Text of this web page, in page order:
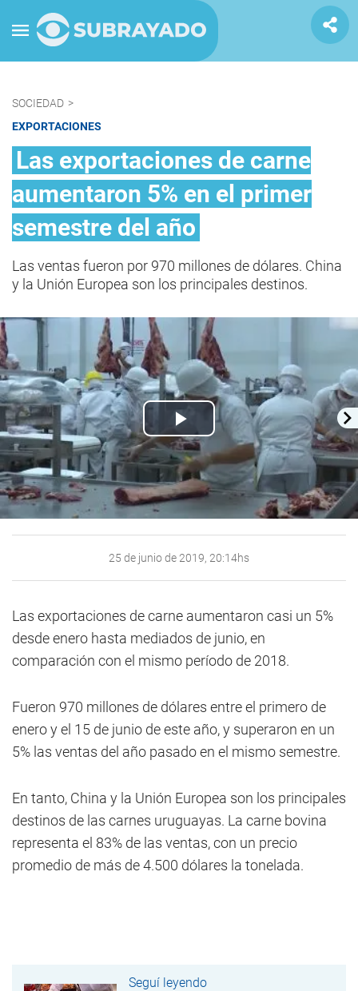
SOCIEDAD >
EXPORTACIONES
Las exportaciones de carne
aumentaron 5% en el primer
semestre del año
Las ventas fueron por 970 millones de dólares. China
y la Unión Europea son los principales destinos.
Play
Video
25 de junio de 2019, 20:14hs
Las exportaciones de carne aumentaron casi un 5%
desde enero hasta mediados de junio, en
comparación con el mismo período de 2018.
Fueron 970 millones de dólares entre el primero de
enero y el 15 de junio de este año, y superaron en un
5% las ventas del año pasado en el mismo semestre.
En tanto, China y la Unión Europea son los principales
destinos de las carnes uruguayas. La carne bovina
representa el 83% de las ventas, con un precio
promedio de más de 4.500 dólares la tonelada.
Seguí leyendo